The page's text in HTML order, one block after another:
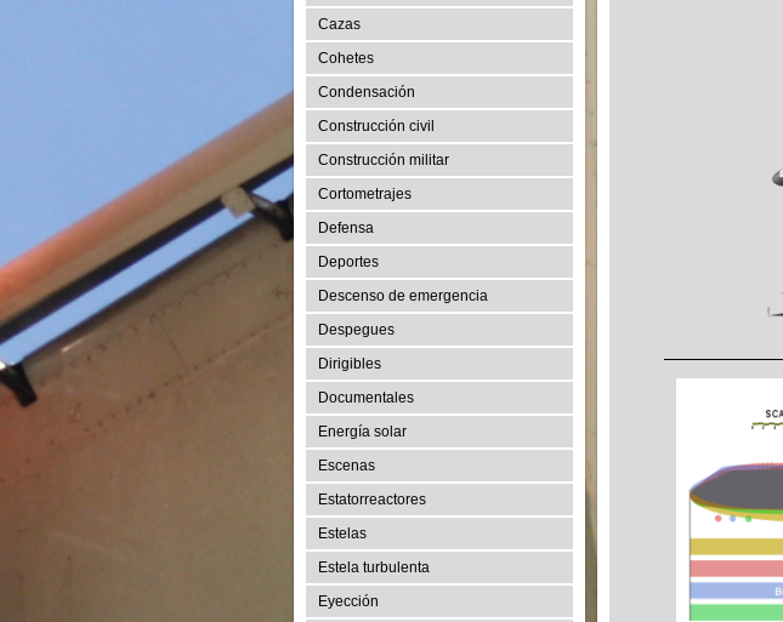
Cazas
Cohetes
Condensación
Construcción civil
Construcción militar
Cortometrajes
Defensa
Deportes
Descenso de emergencia
Despegues
Dirigibles
Documentales
Energía solar
Escenas
Estatorreactores
Estelas
Estela turbulenta
Eyección